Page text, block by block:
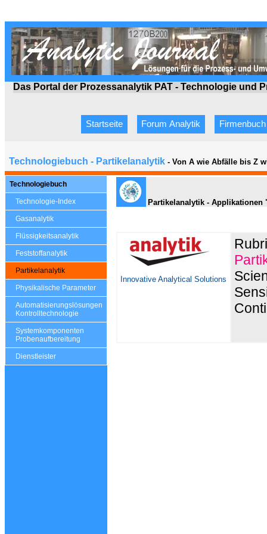
Das Portal der Prozessanalytik PAT - Technologie und
Startseite Forum Analytik Firmenbuch
Technologiebuch - Partikelanalytik - Von A wie Abfälle bis Z
Technologiebuch
Technologie-Index
Gasanalytik
Flüssigkeitsanalytik
Feststoffanalytik
Partikelanalytik
Physikalische Parameter
Automatisierungslösungen
Kontrolltechnologie
Systemkomponenten
Probenaufbereitung
Dienstleister
Partikelanalytik - Applikationen
Innovative Analytical Solutions